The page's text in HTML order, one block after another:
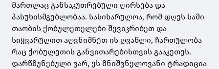
მართლაც განსაკუთრებული ღირსება და
პასუხისმგებლობაა. სასიხარულოა, რომ დღეს სამი
თაობის ქობულეთელები შევიკრიბეთ და
სიყვარულით აღვნიშნეთ ის ღვაწლი, ჩართულობა
რაც ქობულეთის განვითარებისთვის გააკეთეს.
დარწმუნებული ვარ, ეს მნიშვნელოვანი ტრადიცია